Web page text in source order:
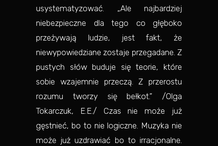
usystematyzować. „Ale najbardziej
niebezpieczne dla tego co głęboko
przeżywają ludzie, jest fakt, że
niewypowiedziane zostaje przegadane. Z
pustych słów buduje się teorie, które
sobie wzajemnie przeczą. Z przerostu
rozumu tworzy się bełkot.” /Olga
Tokarczuk, E.E./ Czas nie może już
gęstnieć, bo to nie logiczne. Muzyka nie
może już uzdrawiać bo to irracjonalne.